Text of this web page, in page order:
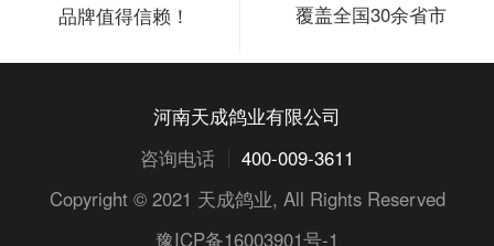
品牌值得信赖！
覆盖全国30余省市
河南天成鸽业有限公司
咨询电话
400-009-3611
Copyright © 2021 天成鸽业, All Rights Reserved
豫ICP备16003901号-1